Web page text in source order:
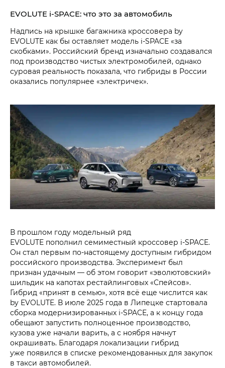
EVOLUTE i‑SPACE: что это за автомобиль
Надпись на крышке багажника кроссовера by
EVOLUTE как бы оставляет модель i‑SPACE «за
скобками». Российский бренд изначально создавался
под производство чистых электромобилей, однако
суровая реальность показала, что гибриды в России
оказались популярнее «электричек».
В прошлом году модельный ряд
EVOLUTE пополнил семиместный кроссовер i‑SPACE.
Он стал первым по-настоящему доступным гибридом
российского производства. Эксперимент был
признан удачным — об этом говорит «эволютовский»
шильдик на капотах рестайлинговых «Спейсов».
Гибрид «принят в семью», хотя всё еще числится как
by EVOLUTE. В июле 2025 года в Липецке стартовала
сборка модернизированных i‑SPACE, а к концу года
обещают запустить полноценное производство,
кузова уже начали варить, а с ноября начнут
окрашивать. Благодаря локализации гибрид
уже появился в списке рекомендованных для закупок
в такси автомобилей.